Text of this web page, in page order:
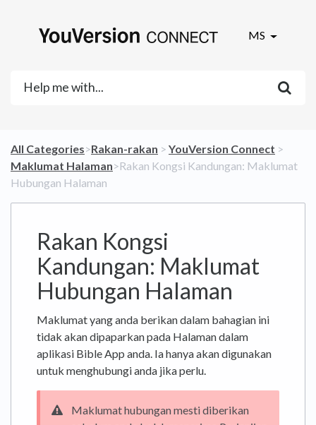
MS
All Categories​>​​Rakan-rakan ​ > ​ ​YouVersion Connect ​ > ​
Maklumat Halaman​>​ Rakan Kongsi Kandungan: Maklumat
Hubungan Halaman
Rakan Kongsi
Kandungan: Maklumat
Hubungan Halaman
Maklumat yang anda berikan dalam bahagian ini
tidak akan dipaparkan pada Halaman dalam
aplikasi Bible App anda. Ia hanya akan digunakan
untuk menghubungi anda jika perlu.
Maklumat hubungan mesti diberikan